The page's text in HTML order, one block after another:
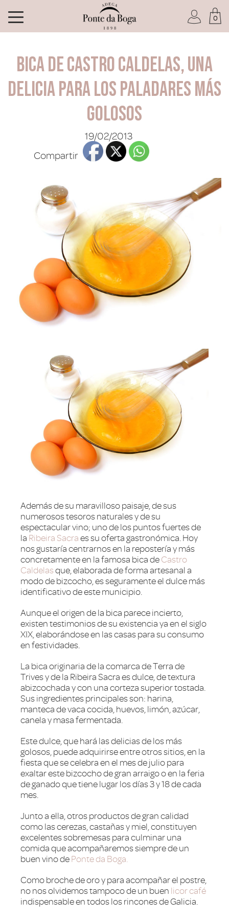
ACCEDER
0
Bica de Castro Caldelas, una
delicia para los paladares más
golosos
19/02/2013
Compartir
Además de su maravilloso paisaje, de sus
numerosos tesoros naturales y de su
espectacular vino; uno de los puntos fuertes de
la Ribeira Sacra es su oferta gastronómica. Hoy
nos gustaría centrarnos en la repostería y más
concretamente en la famosa bica de Castro
Caldelasque, elaborada de forma artesanal a
modo de bizcocho, es seguramente el dulce más
identificativo de este municipio.
Aunque el origen de la bica parece incierto,
existen testimonios de su existencia ya en el siglo
XIX, elaborándose en las casas para su consumo
en festividades.
La bica originaria de la comarca de Terra de
Trives y de la Ribeira Sacra es dulce, de textura
abizcochada y con una corteza superior tostada.
Sus ingredientes principales son: harina,
manteca de vaca cocida, huevos, limón, azúcar,
canela y masa fermentada.
Este dulce, que hará las delicias de los más
golosos, puede adquirirse entre otros sitios, en la
fiesta que se celebra en el mes de julio para
exaltar este bizcocho de gran arraigo o en la feria
de ganado que tiene lugar los días 3 y 18 de cada
mes.
Junto a ella, otros productos de gran calidad
como las cerezas, castañas y miel, constituyen
excelentes sobremesas para culminar una
comida que acompañaremos siempre de un
buen vino de Ponte da Boga.
Como broche de oro y para acompañar el postre,
no nos olvidemos tampoco de un buen licor café
indispensable en todos los rincones de Galicia.